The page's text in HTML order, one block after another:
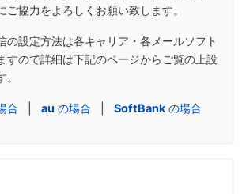
ご協力をよろしくお願い致します。
の設定方法は各キャリア・各メールソフト
すので詳細は下記のページからご覧の上設
合 au の場合 SoftBankの場合